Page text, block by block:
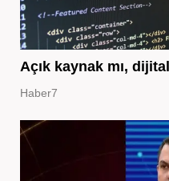
Açık kaynak mı, dijital
Haber7